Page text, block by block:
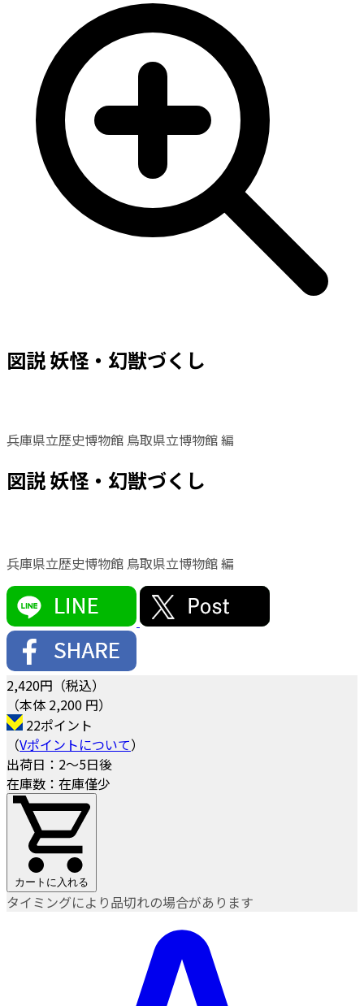
図説 妖怪・幻獣づくし
兵庫県立歴史博物館 鳥取県立博物館 編
図説 妖怪・幻獣づくし
兵庫県立歴史博物館 鳥取県立博物館 編
2,420円（税込）
（本体 2,200 円）
22ポイント
（Vポイントについて）
出荷日：2～5日後
在庫数：在庫僅少
カートに入れる
タイミングにより品切れの場合があります